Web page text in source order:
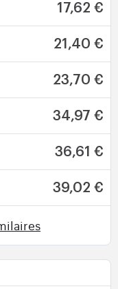
17,62 €
21,40 €
23,70 €
34,97 €
36,61 €
39,02 €